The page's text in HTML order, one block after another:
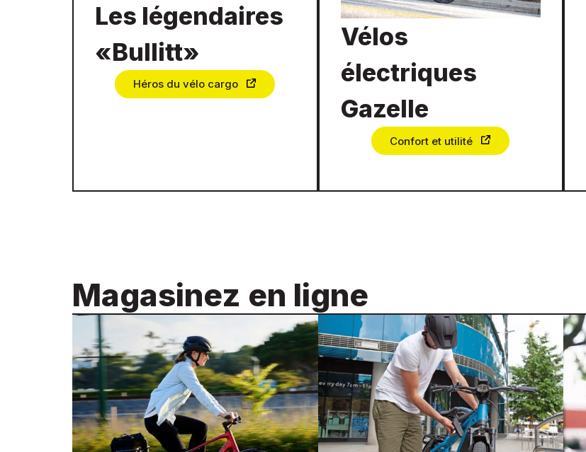
Les légendaires
«Bullitt»
Héros du vélo cargo
Vélos
électriques
Gazelle
Confort et utilité
Magasinez en ligne